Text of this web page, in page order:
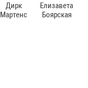
Дирк
Мартенс
Елизавета
Боярская